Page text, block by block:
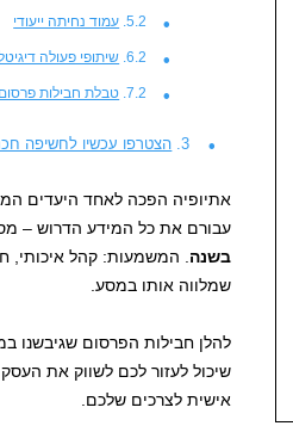
עמוד נחיתה ייעודי
שיתופי פעולה
טבלת חבילות פרסום
הצטרפו עכשיו לחשיפה
אתיופיה הפכה לאחד היעדים
עבורם את כל המידע הדרוש –
בשנה . המשמעות: קהל איכותי,
שמלווה אותו במסע.
להלן חבילות הפרסום שגיבשנו
שיכול לעזור לכם לשווק את
אישית לצרכים שלכם.